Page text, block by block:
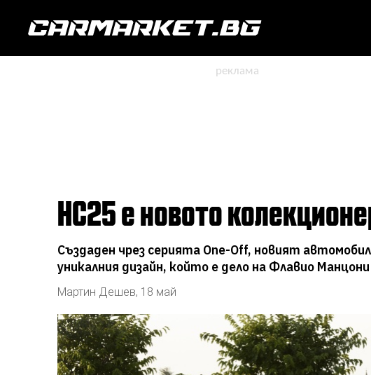
HC25 е новото
Създаден чрез серията One-Off, новият
уникалния дизайн, който е дело на Флавио
Мартин Дешев, 18 май